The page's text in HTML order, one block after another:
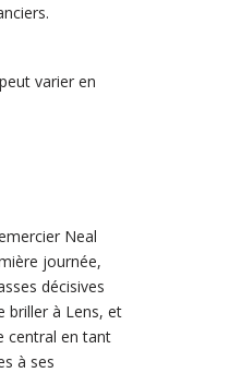
varier en
Neal
journée,
décisives
briller à Lens, et
central en tant
à ses